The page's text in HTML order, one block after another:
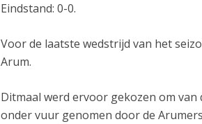
Eindstand: 0-0.
Voor de laatste wedstrijd van het
Arum.
Ditmaal werd ervoor gekozen om
onder vuur genomen door de